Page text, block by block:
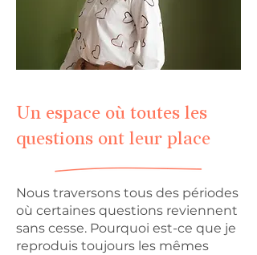
Un espace où toutes les
questions ont leur place
Nous traversons tous des périodes
où certaines questions reviennent
sans cesse. Pourquoi est-ce que je
reproduis toujours les mêmes